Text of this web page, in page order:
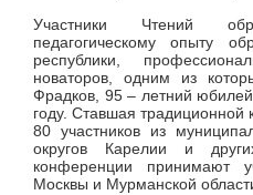
Участники Чтений
педагогическому опыту
республики,
новаторов, одним из
Фрадков, 95 – летний юбилей
году. Ставшая
80 участников из
округов Карелии и
конференции принимают
Москвы и Мурманской